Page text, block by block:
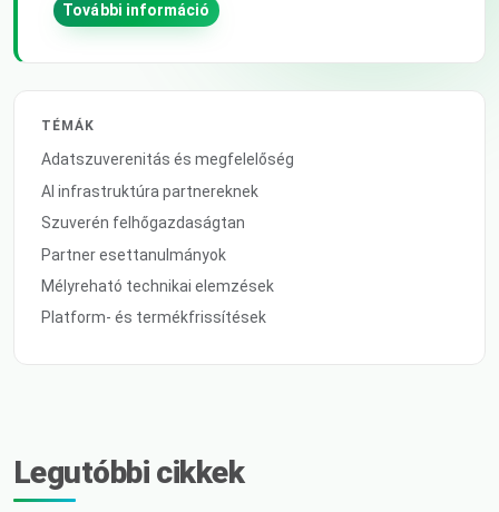
További információ
TÉMÁK
Adatszuverenitás és megfelelőség
AI infrastruktúra partnereknek
Szuverén felhőgazdaságtan
Partner esettanulmányok
Mélyreható technikai elemzések
Platform- és termékfrissítések
Legutóbbi cikkek